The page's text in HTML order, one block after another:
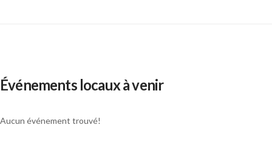
Événements locaux à venir
Aucun événement trouvé!